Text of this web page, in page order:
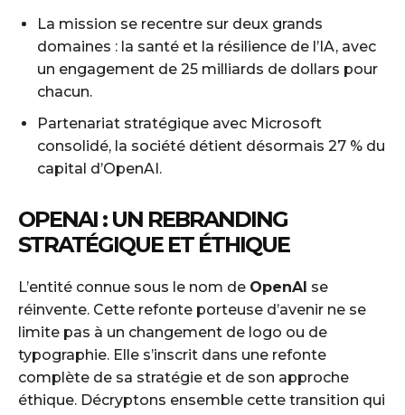
La mission se recentre sur deux grands
domaines : la santé et la résilience de l’IA, avec
un engagement de 25 milliards de dollars pour
chacun.
Partenariat stratégique avec Microsoft
consolidé, la société détient désormais 27 % du
capital d’OpenAI.
OPENAI : UN REBRANDING
STRATÉGIQUE ET ÉTHIQUE
L’entité connue sous le nom de OpenAI se
réinvente. Cette refonte porteuse d’avenir ne se
limite pas à un changement de logo ou de
typographie. Elle s’inscrit dans une refonte
complète de sa stratégie et de son approche
éthique. Décryptons ensemble cette transition qui